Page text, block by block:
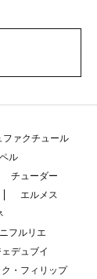
ファクチュール
ル
チューダー
エルメス
フルリエ
ェデュブイ
・フィリップ